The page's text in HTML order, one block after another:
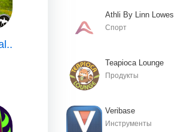
Athli By Linn Lowes
Спорт
Teapioca Lounge
Продукты
Veribase
Инструменты